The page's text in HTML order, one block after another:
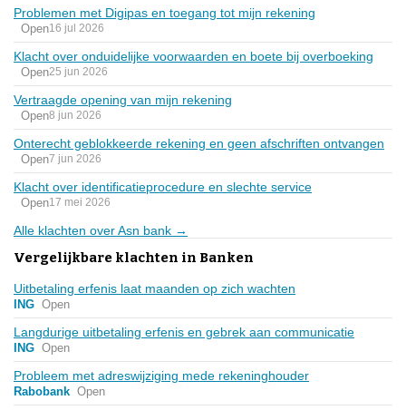
Problemen met Digipas en toegang tot mijn rekening
Open16 jul 2026
Klacht over onduidelijke voorwaarden en boete bij overboeking
Open25 jun 2026
Vertraagde opening van mijn rekening
Open8 jun 2026
Onterecht geblokkeerde rekening en geen afschriften ontvangen
Open7 jun 2026
Klacht over identificatieprocedure en slechte service
Open17 mei 2026
Alle klachten over Asn bank →
Vergelijkbare klachten in Banken
Uitbetaling erfenis laat maanden op zich wachten
ING Open
Langdurige uitbetaling erfenis en gebrek aan communicatie
ING Open
Probleem met adreswijziging mede rekeninghouder
Rabobank Open